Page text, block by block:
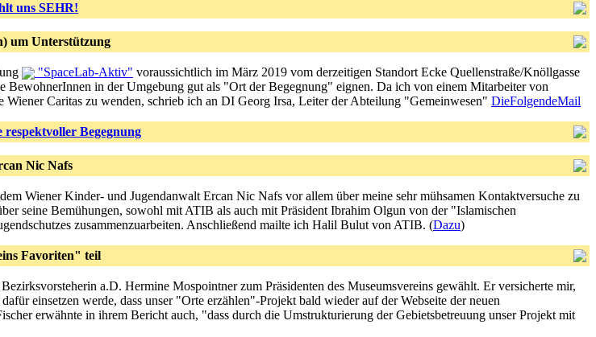
uns SEHR!
um Unterstützung
"SpaceLab-Aktiv" voraussichtlich im März 2019 vom derzeitigen Standort Ecke Quellenstraße/Knöllgasse
in der Umgebung gut als "Ort der Begegnung" eignen. Da ich von einem Mitarbeiter von
Caritas zu wenden, schrieb ich an DI Georg Irsa, Leiter der Abteilung "Gemeinwesen" DieFolgendeMail
respektvoller Begegnung
Nic Nafs
Wiener Kinder- und Jugendanwalt Ercan Nic Nafs vor allem über meine sehr mühsamen Kontaktversuche zu
seine Bemühungen, sowohl mit ATIB als auch mit Präsident Ibrahim Olgun von der "Islamischen
zusammenzuarbeiten. Anschließend mailte ich Halil Bulut von ATIB. (Dazu)
Favoriten" teil
a.D. Hermine Mospointner zum Präsidenten des Museumsvereins gewählt. Er versicherte mir,
einsetzen werde, dass unser "Orte erzählen"-Projekt bald wieder auf der Webseite der neuen
erwähnte in ihrem Bericht auch, "dass durch die Umstrukturierung der Gebietsbetreuung unser Projekt mit